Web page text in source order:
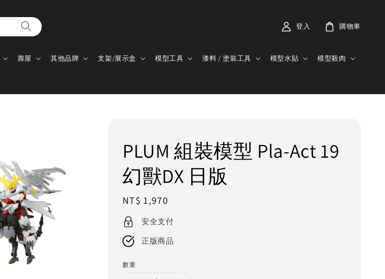
壽屋 其他品牌 支架/展示盒 模型工具 漆料 / 塗裝工具 模型水貼 模型殺肉
登入 購物車
PLUM 組裝模型 Pla-Act 19
幻獸DX 日版
Regular
price
NT$ 1,970
安全支付
正版商品
數量